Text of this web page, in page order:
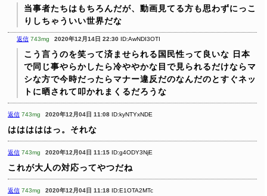
当事者たちはもちろんだが、動画見てる方も思わずにっこ
りしちゃういい世界だな
返信 743mg 2020年12月14日 22:30 ID:AwNDI3OTI
こう言うのを笑って済ませられる国民性って良いな 日本
で同じ事やらかしたら冷ややかな目で見られるだけならマ
シな方で今時だったらマナー違反だのなんだのとすぐネッ
トに晒されて叩かれまくるだろうな
返信 743mg 2020年12月04日 11:08 ID:kyNTYxNDE
はははははっ。それな
返信 743mg 2020年12月04日 11:15 ID:g4ODY3NjE
これが大人の対応ってやつだね
返信 743mg 2020年12月04日 11:18 ID:E1OTA2MTc